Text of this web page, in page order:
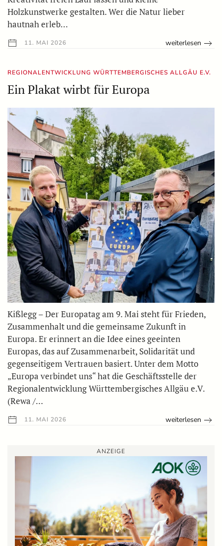
Holzkunstwerke gestalten. Wer die Natur lieber
hautnah erleb…
11. MAI 2026 weiterlesen
REGIONALENTWICKLUNG WÜRTTEMBERGISCHES ALLGÄU E.V.
Ein Plakat wirbt für Europa
Kißlegg – Der Europatag am 9. Mai steht für Frieden,
Zusammenhalt und die gemeinsame Zukunft in
Europa. Er erinnert an die Idee eines geeinten
Europas, das auf Zusammenarbeit, Solidarität und
gegenseitigem Vertrauen basiert. Unter dem Motto
„Europa verbindet uns“ hat die Geschäftsstelle der
Regionalentwicklung Württembergisches Allgäu e.V.
(Rewa /…
11. MAI 2026 weiterlesen
ANZEIGE